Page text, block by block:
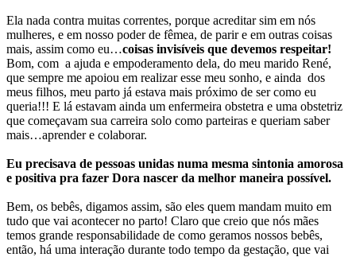
Ela nada contra muitas correntes, porque acreditar sim em nós
mulheres, e em nosso poder de fêmea, de parir e em outras coisas
mais, assim como eu…coisas invisíveis que devemos respeitar!
Bom, com a ajuda e empoderamento dela, do meu marido René,
que sempre me apoiou em realizar esse meu sonho, e ainda dos
meus filhos, meu parto já estava mais próximo de ser como eu
queria!!! E lá estavam ainda um enfermeira obstetra e uma obstetriz
que começavam sua carreira solo como parteiras e queriam saber
mais…aprender e colaborar.
Eu precisava de pessoas unidas numa mesma sintonia amorosa
e positiva pra fazer Dora nascer da melhor maneira possível.
Bem, os bebês, digamos assim, são eles quem mandam muito em
tudo que vai acontecer no parto! Claro que creio que nós mães
temos grande responsabilidade de como geramos nossos bebês,
então, há uma interação durante todo tempo da gestação, que vai